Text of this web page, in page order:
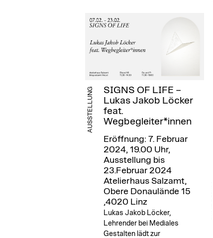
AUSSTELLUNG
SIGNS OF LIFE –
Lukas Jakob Löcker
feat.
Wegbegleiter*innen
Eröffnung: 7. Februar
2024, 19.00 Uhr,
Ausstellung bis
23.Februar 2024
Atelierhaus Salzamt,
Obere Donaulände 15
,4020 Linz
Lukas Jakob Löcker,
Lehrender bei Mediales
Gestalten lädt zur